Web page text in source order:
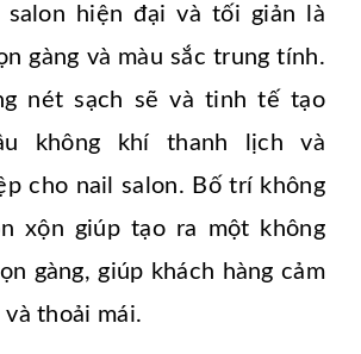
hiện đại và tối giản là
gàng và màu sắc trung tính.
nét sạch sẽ và tinh tế tạo
không khí thanh lịch và
cho nail salon. Bố trí không
xộn giúp tạo ra một không
gàng, giúp khách hàng cảm
thoải mái.